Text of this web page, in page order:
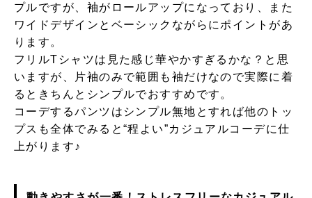
プルですが、袖がロールアップになっており、また
ワイドデザインとベーシックながらにポイントがあ
ります。
フリルTシャツは見た感じ華やかすぎるかな？と思
いますが、片袖のみで範囲も袖だけなので実際に着
るときちんとシンプルでおすすめです。
コーデするパンツはシンプル無地とすれば他のトッ
プスも全体でみると“程よい”カジュアルコーデに仕
上がります♪